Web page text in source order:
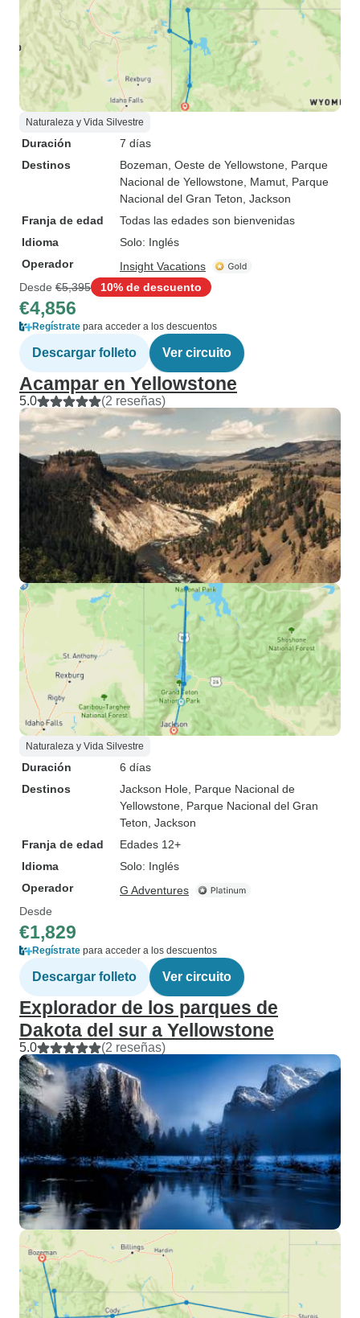
Naturaleza y Vida Silvestre
Duración
7 días
Destinos
Bozeman , Oeste de Yellowstone , Parque
Nacional de Yellowstone , Mamut , Parque
Nacional del Gran Teton , Jackson
Franja de edad
Todas las edades son bienvenidas
Idioma
Solo: Inglés
Operador
Insight Vacations
Desde €5,395 10% de descuento
€4,856
Regístrate para acceder a los descuentos
Descargar folleto Ver circuito
Acampar en Yellowstone
5.0 (2 reseñas)
Naturaleza y Vida Silvestre
Duración
6 días
Destinos
Jackson Hole , Parque Nacional de
Yellowstone , Parque Nacional del Gran
Teton , Jackson
Franja de edad
Edades 12+
Idioma
Solo: Inglés
Operador
G Adventures
Desde
€1,829
Regístrate para acceder a los descuentos
Descargar folleto Ver circuito
Explorador de los parques de
Dakota del sur a Yellowstone
5.0 (2 reseñas)